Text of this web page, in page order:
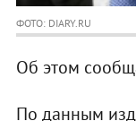
ФОТО: DIARY.RU
Об этом
По данным